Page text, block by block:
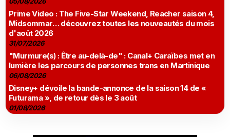
Prime Video : The Five-Star Weekend, Reacher saison 4,
Midsommar… découvrez toutes les nouveautés du mois
d'août 2026
31/07/2026
"Murmure(s) : Être au-delà-de" : Canal+ Caraïbes met en
lumière les parcours de personnes trans en Martinique
06/08/2026
Disney+ dévoile la bande-annonce de la saison 14 de «
Futurama », de retour dès le 3 août
01/08/2026